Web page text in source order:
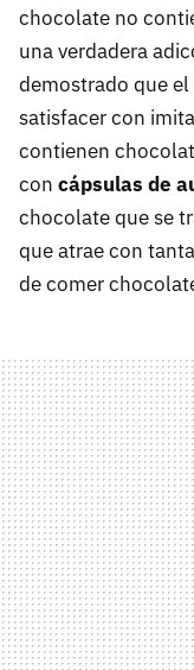
chocolate no
una verdadera
demostrado que
satisfacer con
contienen
con cápsulas de
chocolate que se
que atrae con
de comer